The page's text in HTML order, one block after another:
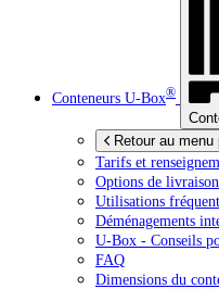
Conteneurs U-Box®
Retour au menu
Tarifs et
Options de livraison
Utilisations
Déménagements
U-Box - Conseils
FAQ
Dimensions du